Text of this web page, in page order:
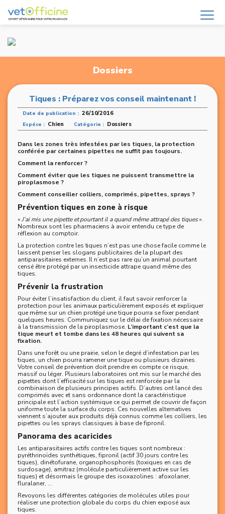
Dossiers
Tiques : Préparez vos conseil maintenant !
Date de publication : 26/10/2016
Espéce : Chien Catégorie : Dossiers
Dans les zones très infestées par les tiques, la protection
conférée par certaines pipettes ne suffit pas toujours.
Comment la renforcer ?
Comment éviter que les tiques ne puissent transmettre la
piroplasmose ?
Comment conseiller colliers, comprimés, pipettes, sprays ?
Prévention tiques en zone à risque
«J’ai mis une pipette et pourtant il a quand même attrapé des tiques».
Nombreux sont les pharmaciens à avoir entendu ce type de
réflexion au comptoir.
La protection contre les tiques n’est pas une chose facile comme le
laissent penser les slogans publicitaires de la plupart des
antiparasitaires externes. Il n’est pas rare qu’un animal pourtant
censé être protégé par un insecticide attrape quand même des
tiques.
Prévenir la frustration
Pour éviter l’insatisfaction du client, il faut savoir renforcer la
protection pour les animaux particulièrement exposés et expliquer
que même sur un chien protégé une tique pourra se fixer pendant
quelques heures. Communiquez sur le délai de fixation nécessaire
à la transmission de la piroplasmose. L’important c’est que la
tique meurt et tombe dans les 48 heures qui suivent sa
fixation.
Dans une forêt ou une prairie, selon le degré d’infestation par les
tiques, un chien pourra ramener une tique ou plusieurs dizaines.
Votre conseil de prévention doit prendre en compte ce risque,
massif ou léger. Plusieurs laboratoires ont mis sur le marché des
pipettes dont l’efficacité sur les tiques est renforcée par la
combinaison de plusieurs principes actifs. D’autres ont lancé des
comprimés avec et sans ordonnance dont la caractéristique
principale est l’action systémique ce qui permet de couvrir de façon
uniforme toute la surface du corps. Ces nouvelles alternatives
viennent s’ajouter aux produits déjà connus comme les colliers, les
pipettes ou les sprays classiques à base de fipronil.
Panorama des acaricides
Les antiparasitaires actifs contre les tiques sont nombreux :
pyréthrinoïdes synthétiques, fipronil (actif 30 jours contre les
tiques), dinétofurane, organophosphorés (toxiques en cas de
surdosage), amitraz (molécule particulièrement active sur les
tiques) et désormais le groupe des isoxazolines : afoxolaner,
fluralaner, ...
Revoyons les différentes catégories de molécules utiles pour
réaliser une protection globale du corps du chien exposé aux
tiques.